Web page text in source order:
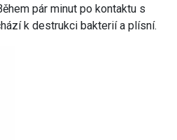
pár minut po kontaktu s
k destrukci bakterií a plísní.